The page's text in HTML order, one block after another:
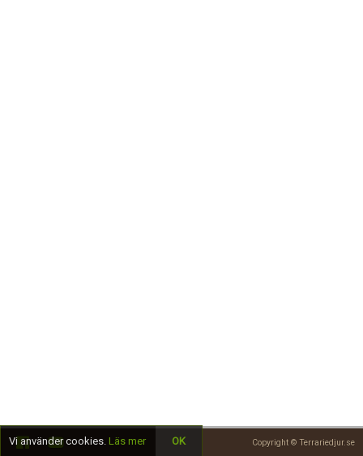
Copyright © Terrariedjur.se
Vi använder cookies. Läs mer OK